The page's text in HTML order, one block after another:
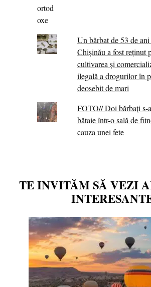
Un bărbat de 53 de
Chișinău a fost reținut
cultivarea și
ilegală a drogurilor în
deosebit de mari
FOTO// Doi bărbați s-
bătaie într-o sală de
cauza unei fete
TE INVITĂM SĂ VEZI